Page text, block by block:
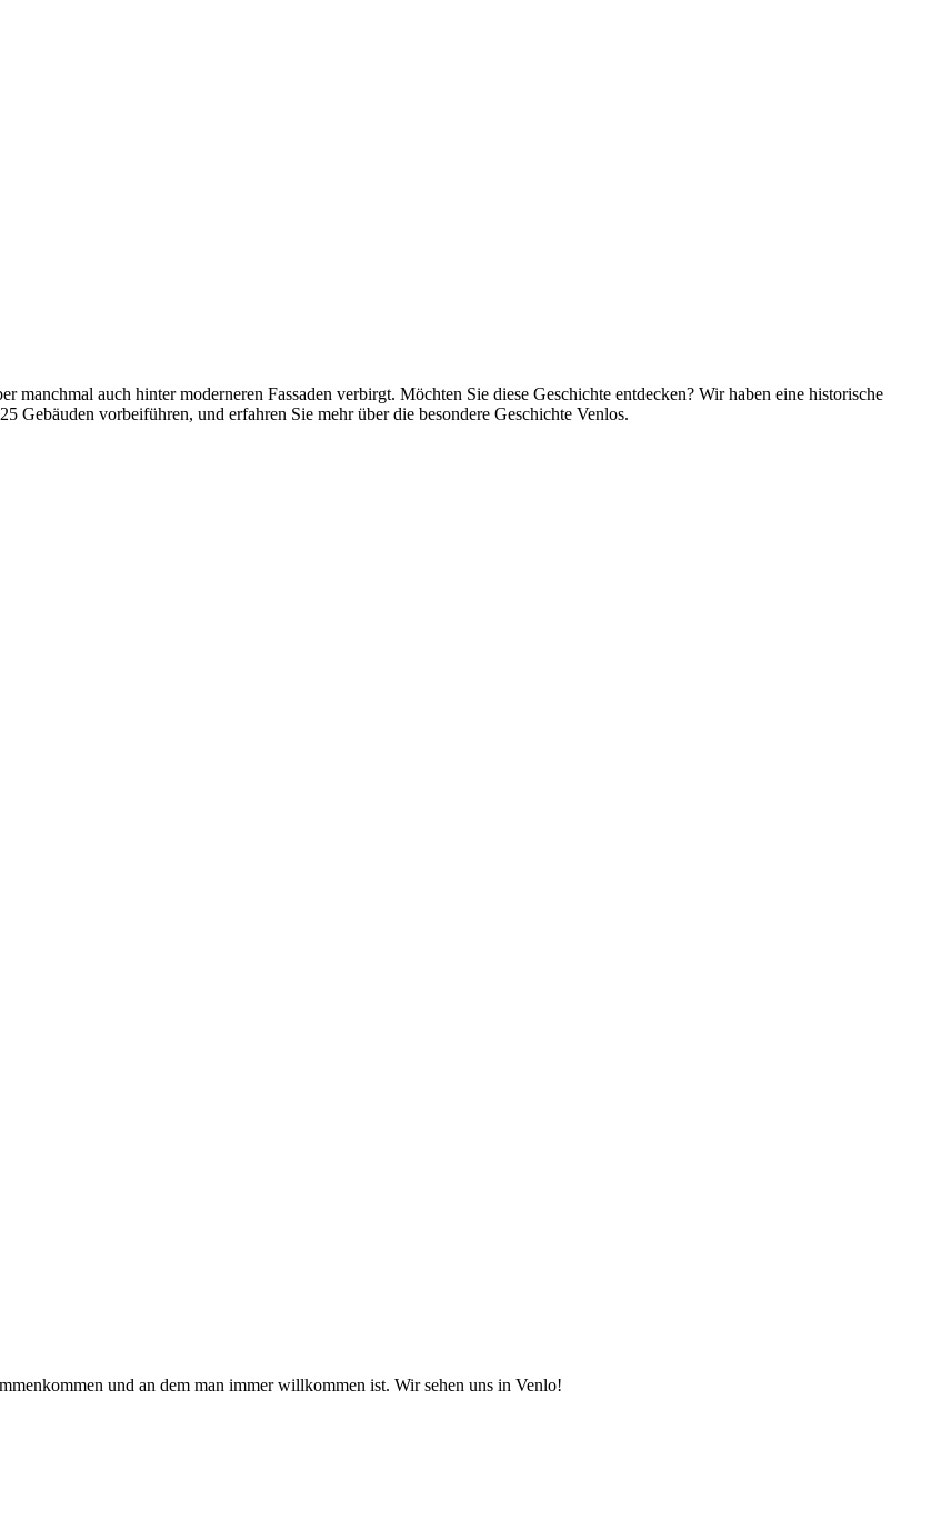
manchmal auch hinter moderneren Fassaden verbirgt. Möchten Sie diese Geschichte entdecken? Wir haben eine historische
Gebäuden vorbeiführen, und erfahren Sie mehr über die besondere Geschichte Venlos.
und an dem man immer willkommen ist. Wir sehen uns in Venlo!